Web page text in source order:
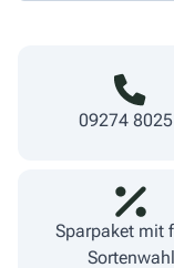
09274
Sparpaket mit
Sortenwahl